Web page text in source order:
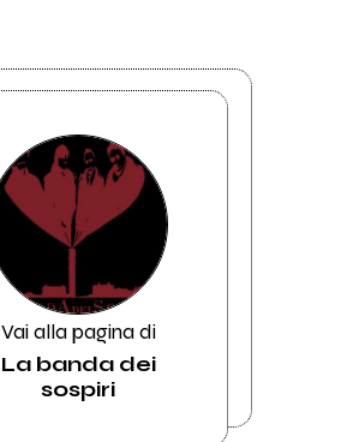
Vai alla pagina di
La banda dei
sospiri